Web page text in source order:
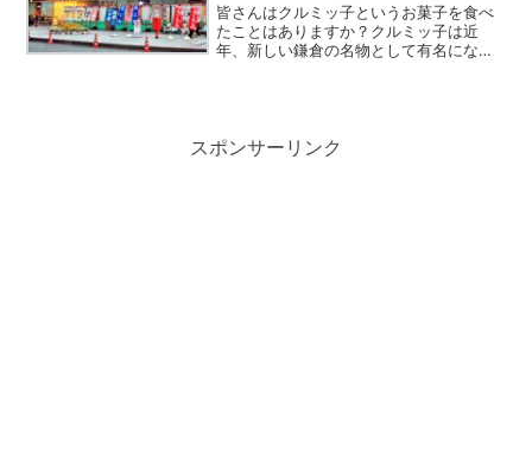
皆さんはクルミッ子というお菓子を食べ
たことはありますか？クルミッ子は近
年、新しい鎌倉の名物として有名になっ
スポンサーリンク